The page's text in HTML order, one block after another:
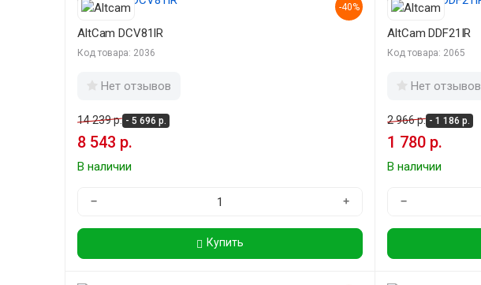
-40%
AltCam DCV81IR
Код товара: 2036
Нет отзывов
14 239 р. - 5 696 р.
8 543 р.
В наличии
− +
Купить
AltCam DDF21IR
Код товара: 2065
Нет отзывов
2 966 р. - 1 186 р.
1 780 р.
В наличии
−